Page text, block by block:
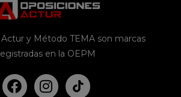
y Método TEMA son marcas
en la OEPM